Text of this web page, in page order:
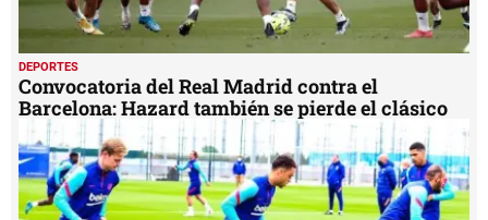
DEPORTES
Convocatoria del Real Madrid contra el
Barcelona: Hazard también se pierde el clásico